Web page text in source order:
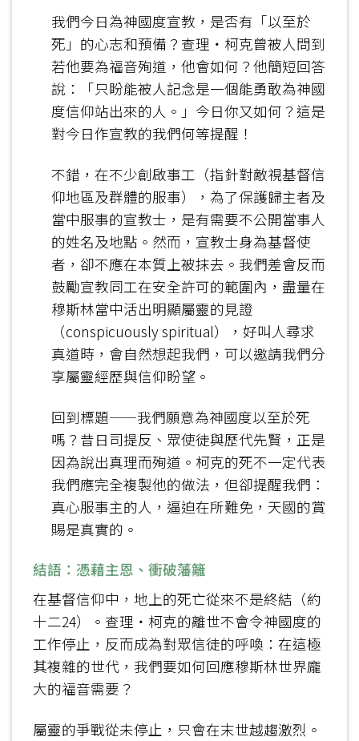
我們今日為神國度宣教，是否有「以至於
死」的心志和預備？查理‧柯克曾被人問到
若他要為福音殉道，他會如何？他簡短回答
說：「只盼能被人記念是一個能勇敢為神國
度信仰站出來的人。」今日你又如何？這是
對今日作宣教的我們何等提醒！
不錯，在不少創啟事工（指針對敵視基督信
仰地區及群體的服事），為了保護歸主者及
當中服事的宣教士，是有需要不公開當事人
的姓名及地點。然而，宣教士身為基督使
者，卻不應在本質上被抹去。我們差會反而
鼓勵宣教同工在安全許可的範圍內，盡量在
穆斯林當中活出明顯屬靈的見證
（conspicuously spiritual），好叫人尋求
真道時，會自然想起我們，可以邀請我們分
享屬靈經歷與信仰盼望。
回到標題——我們願意為神國度以至於死
嗎？昔日司提反、眾使徒與歷代先賢，正是
因為說出真理而殉道。柯克的死不一定代表
我們應完全複製他的做法，但卻提醒我們：
真心服事主的人，逼迫在所難免，天國的賞
賜是真實的。
結語：憑藉主恩、衝破藩籬
在基督信仰中，地上的死亡從來不是終結（約
十二24）。查理‧柯克的離世不會令神國度的
工作停止，反而成為對眾信徒的呼喚：在這極
其複雜的世代，我們要如何回應穆斯林世界龐
大的福音需要？
屬靈的爭戰從未停止，只會在末世越趨激烈。